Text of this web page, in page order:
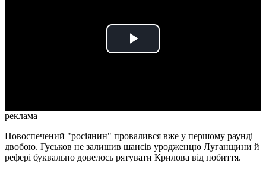
Play
реклама
Новоспечений "росіянин" провалився вже у першому раунді
двобою. Гуськов не залишив шансів уродженцю Луганщини й
рефері буквально довелось рятувати Крилова від побиття.